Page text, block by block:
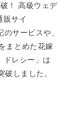
！ 高級ウェデ
販サイ
のサービスや、
まとめた花嫁
ドレシー」は
しました。